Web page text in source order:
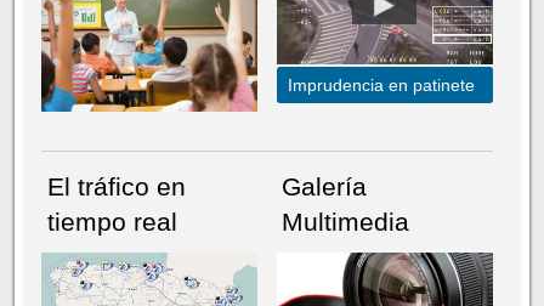
Imprudencia en patinete
El tráfico en
tiempo real
Galería
Multimedia